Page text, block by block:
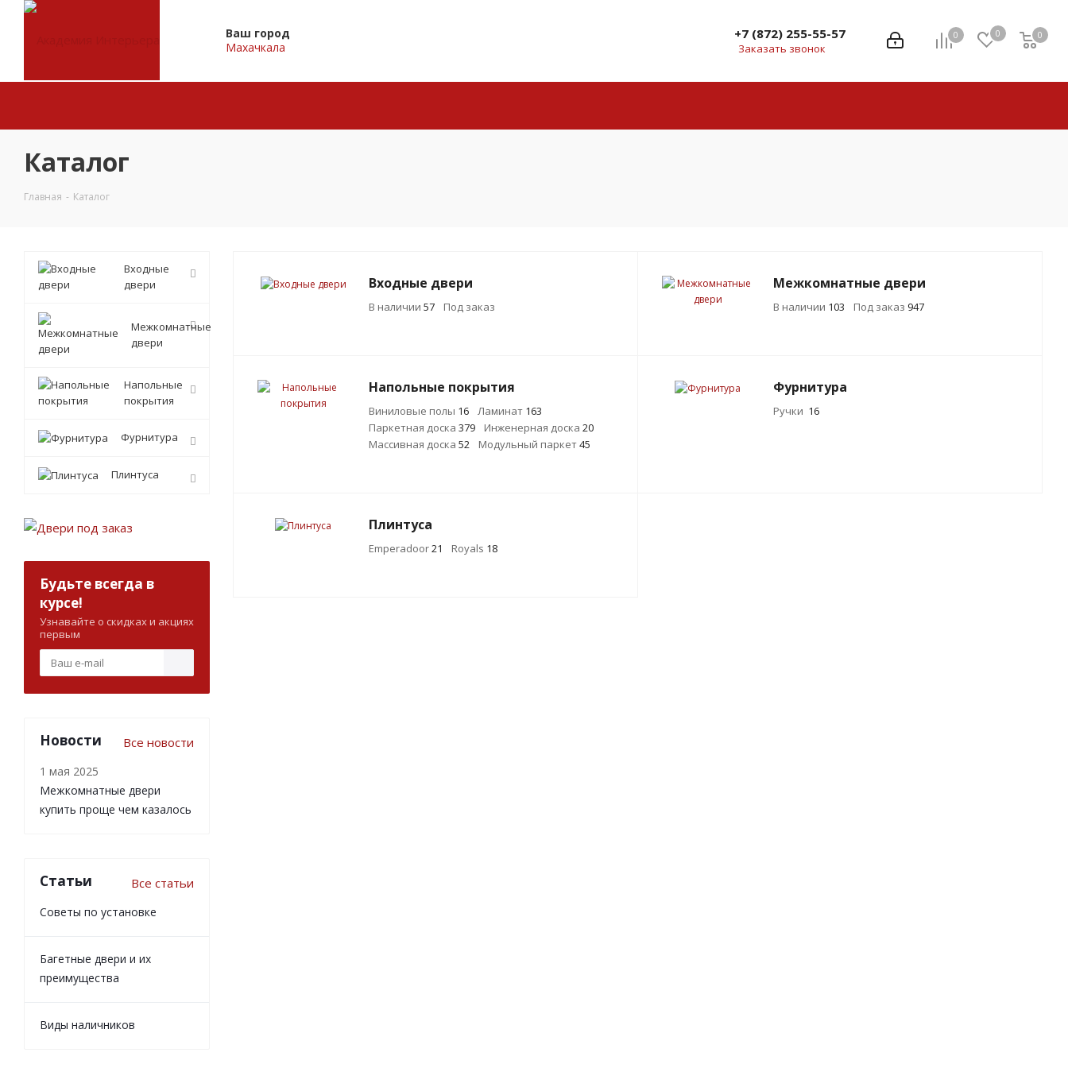
Ваш город
Махачкала
0 0 0
0
+7 (872) 255-55-57
Заказать звонок
Каталог
Главная - Каталог
Входные двери
В наличии 57 Под заказ
Межкомнатные двери
В наличии 103 Под заказ 947
Напольные покрытия
Виниловые полы 16 Ламинат 163
Паркетная доска 379 Инженерная доска 20
Массивная доска 52 Модульный паркет45
Фурнитура
Ручки 16
Плинтуса
Emperadoor21 Royals 18
Входные
двери
Межкомнатные
двери
Напольные
покрытия
Фурнитура
Плинтуса
Будьте всегда в
курсе!
Узнавайте о скидках и акциях
первым
Новости Все новости
1 мая 2025
Межкомнатные двери
купить проще чем казалось
Статьи Все статьи
Советы по установке
Багетные двери и их
преимущества
Виды наличников